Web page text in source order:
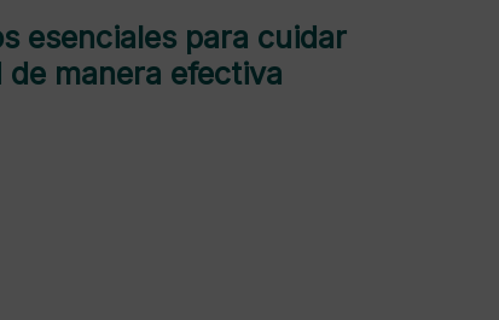
esenciales para cuidar
de manera efectiva